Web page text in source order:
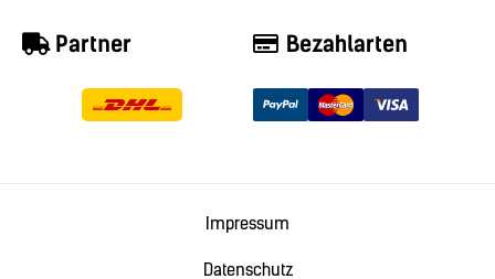
Bezahlarten
Partner
Impressum
Datenschutz